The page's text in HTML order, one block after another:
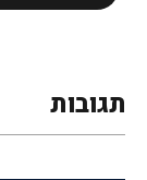
תגובות